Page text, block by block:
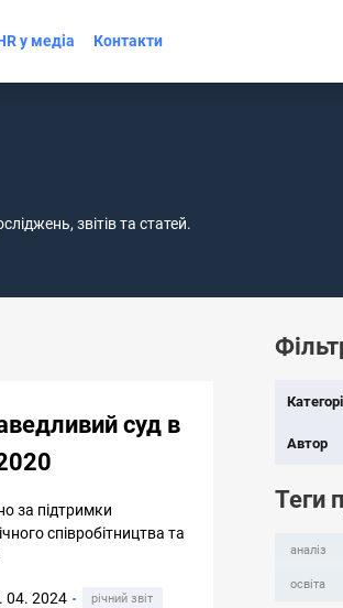
у медіа Контакти
звітів та статей.
суд в
за підтримки
співробітництва та
04. 2024 річний звіт
Автор
Теги
аналіз
освіта